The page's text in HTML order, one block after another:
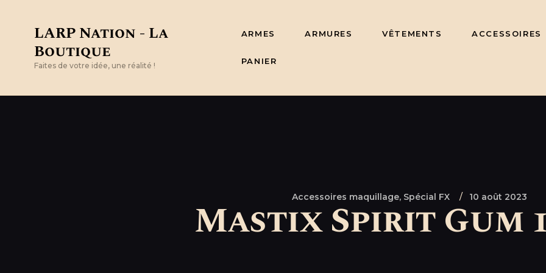
LARP Nation - La
Boutique
Faites de votre idée, une réalité !
ARMES ARMURES VÊTEMENTS ACCESSOIRES
PANIER
Accessoires maquillage, Spécial FX 10 août 2023
Mastix Spirit Gum